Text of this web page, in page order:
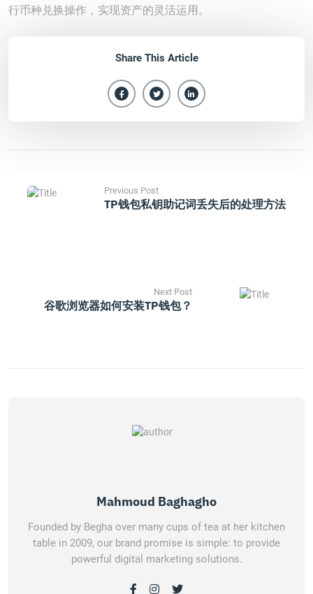
行币种兑换操作，实现资产的灵活运用。
Share This Article
Previous Post
TP钱包私钥助记词丢失后的处理方法
Next Post
谷歌浏览器如何安装TP钱包？
Mahmoud Baghagho
Founded by Begha over many cups of tea at her kitchen
table in 2009, our brand promise is simple: to provide
powerful digital marketing solutions.